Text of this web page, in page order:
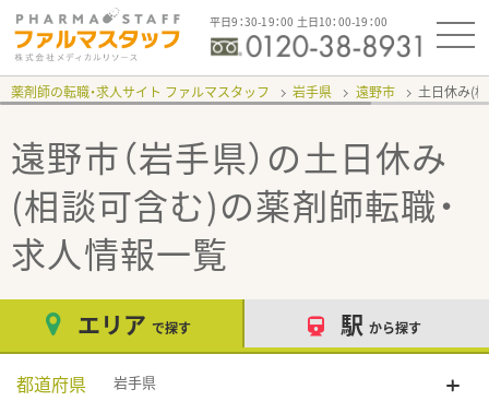
平日9：30-19：00 土日10：00-19：00
薬剤師の転職・求人サイト ファルマスタッフ 岩手県 遠野市 土日休み(
遠野市（岩手県）の土日休み
(相談可含む)の薬剤師転職・
求人情報一覧
エリア で探す 駅 から探す
都道府県 岩手県